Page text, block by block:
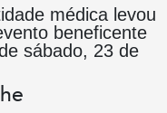
médica levou
beneficente
sábado, 23 de